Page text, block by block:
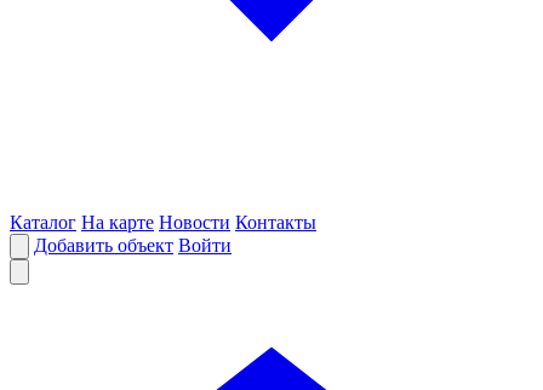
Каталог На карте Новости Контакты
Добавить объект Войти